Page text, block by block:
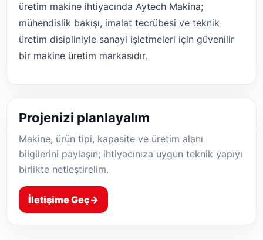
üretim makine ihtiyacında Aytech Makina;
mühendislik bakışı, imalat tecrübesi ve teknik
üretim disipliniyle sanayi işletmeleri için güvenilir
bir makine üretim markasıdır.
Projenizi planlayalım
Makine, ürün tipi, kapasite ve üretim alanı
bilgilerini paylaşın; ihtiyacınıza uygun teknik yapıyı
birlikte netleştirelim.
İletişime Geç→